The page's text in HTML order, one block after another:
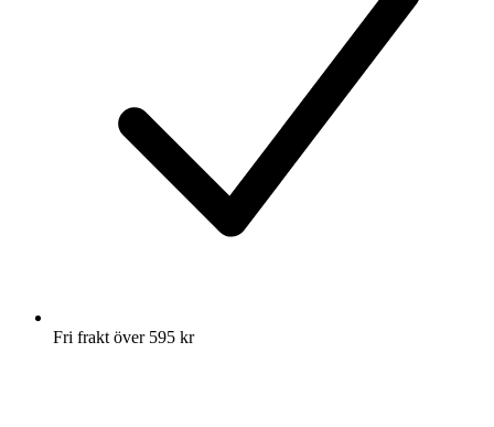
Fri frakt över 595 kr